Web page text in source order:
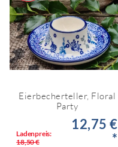
Eierbecherteller, Floral
Party
Ladenpreis:
18,50 €
12,75 €
*